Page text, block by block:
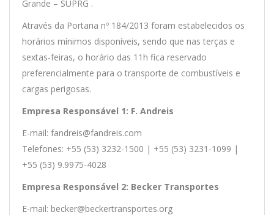
Grande – SUPRG .
Através da Portaria nº 184/2013 foram estabelecidos os
horários mínimos disponíveis, sendo que nas terças e
sextas-feiras, o horário das 11h fica reservado
preferencialmente para o transporte de combustíveis e
cargas perigosas.
Empresa Responsável 1: F. Andreis
E-mail: fandreis@fandreis.com
Telefones: +55 (53) 3232-1500 | +55 (53) 3231-1099 |
+55 (53) 9.9975-4028
Empresa Responsável 2: Becker Transportes
E-mail: becker@beckertransportes.org